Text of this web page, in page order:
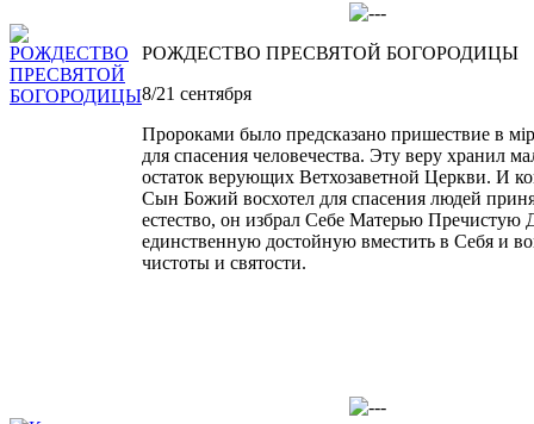
РОЖДЕСТВО ПРЕСВЯТОЙ БОГОРОДИЦЫ
8/21 сентября
Пророками было предсказано пришествие в
для спасения человечества. Эту веру хранил
остаток верующих Ветхозаветной Церкви. И
Сын Божий восхотел для спасения людей
естество, он избрал Себе Матерью
единственную достойную вместить в Себя и
чистоты и святости.